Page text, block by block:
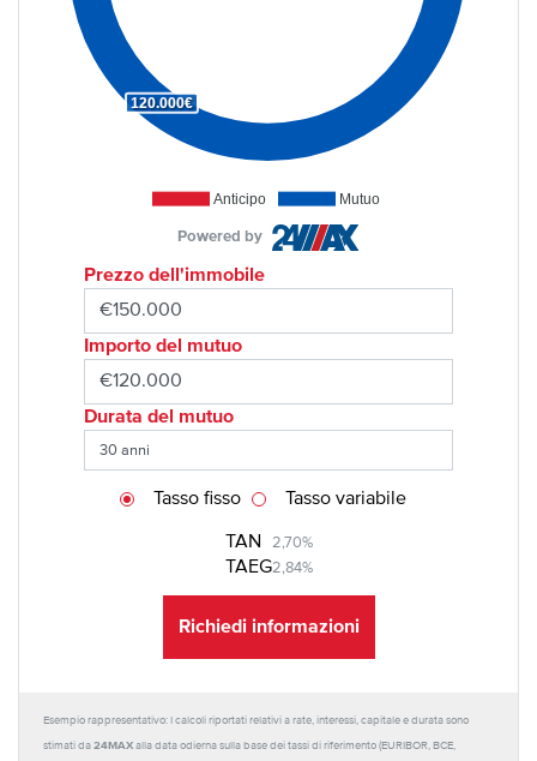
Anticipo Mutuo
120.000€
Powered by
Prezzo dell'immobile
Importo del mutuo
Durata del mutuo
TAN 2,70%
TAEG2,84%
Tasso fisso Tasso variabile
Richiedi informazioni
Esempio rappresentativo: I calcoli riportati relativi a rate, interessi, capitale e durata sono
stimati da 24MAX alla data odierna sulla base dei tassi di riferimento (EURIBOR, BCE,